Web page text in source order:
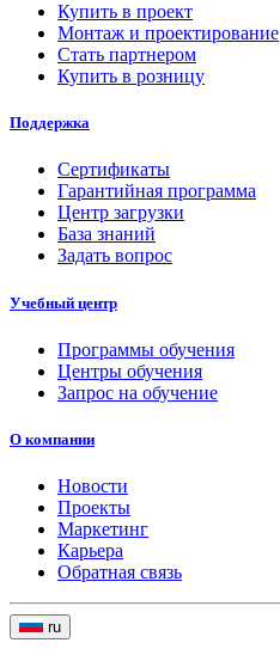
Купить в проект
Монтаж и проектирование
Стать партнером
Купить в розницу
Поддержка
Сертификаты
Гарантийная программа
Центр загрузки
База знаний
Задать вопрос
Учебный центр
Программы обучения
Центры обучения
Запрос на обучение
О компании
Новости
Проекты
Маркетинг
Карьера
Обратная связь
ru